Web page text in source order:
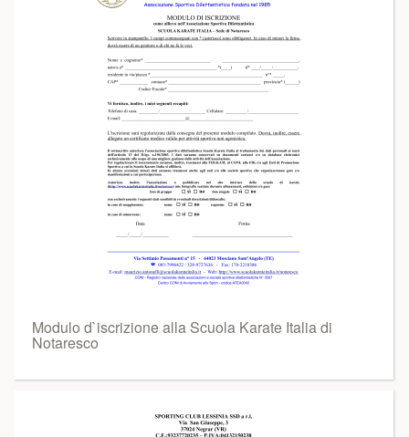
Modulo d`iscrizione alla Scuola Karate Italia di
Notaresco